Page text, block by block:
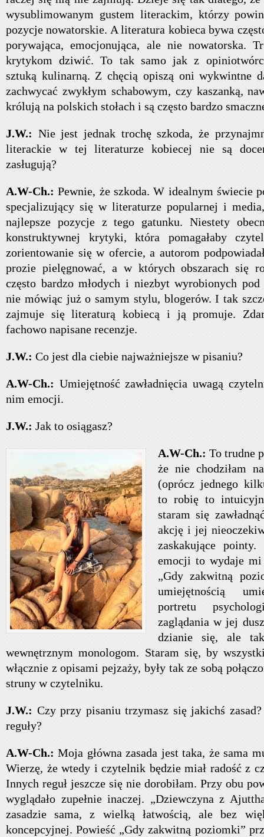
wysublimowanym gustem literackim, którzy
pozycje nowatorskie. A literatura kobieca bywa
porywająca, emocjonująca, ale nie nowatorska.
krytykom dziwić. To tak samo jak z
sztuką kulinarną. Z chęcią opiszą oni wykwintne
zachwycać zwykłym schabowym, czy kaszanką,
królują na polskich stołach i są często bardzo
J.W.: Nie jest jednak trochę szkoda, że
literackie w tej literaturze kobiecej nie są
zasługują?
A.W-Ch.:Pewnie, że szkoda. W idealnym świecie
specjalizujący się w literaturze popularnej i
najlepsze pozycje z tego gatunku. Niestety
konstruktywnej krytyki, która pomagałaby
zorientowanie się w ofercie, a autorom
prozie pielęgnować, a w których obszarach się
często bardzo młodych i niezbyt wyrobionych
nie mówiąc już o samym stylu, blogerów. I tak
zajmuje się literaturą kobiecą i ją promuje.
fachowo napisane recenzje.
J.W.: Co jest dla ciebie najważniejsze w pisaniu?
A.W-Ch.: Umiejętność zawładnięcia uwagą
nim emocji.
J.W.: Jak to osiągasz?
A.W-Ch.:To trudne
że nie chodziłam
(oprócz jednego
to robię to
staram się
akcję i jej
zaskakujące
emocji to wydaje mi
„Gdy zakwitną
umiejętnością
portretu
zaglądania w jej
dzianie się, ale
wewnętrznym monologom. Staram się, by
włącznie z opisami pejzaży, były tak ze sobą
struny w czytelniku.
J.W.: Czy przy pisaniu trzymasz się jakichś
reguły?
A.W-Ch.:Moja główna zasada jest taka, że sama
Wierzę, że wtedy i czytelnik będzie miał radość z
Innych reguł jeszcze się nie dorobiłam. Przy obu
wyglądało zupełnie inaczej. „Dziewczyna z
zasadzie sama, z wielką łatwością, ale bez
koncepcyjnej. Powieść „Gdy zakwitną poziomki”